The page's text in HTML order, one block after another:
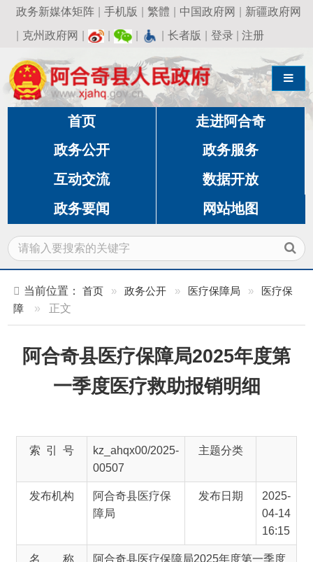
政务新媒体矩阵 | 手机版 繁體 | 中国政府网 | 新疆政府网
克州政府网 | | | 长者版 | 登录|注册
导航切换
首页 走进阿合奇
政务公开 政务服务
互动交流 数据开放
政务要闻 网站地图
障
» 正文
阿合奇县医疗保障局2025年度第
一季度医疗救助报销明细
kz_ahqx00/2025-
主题分类
发布机构
阿合奇县医疗保
障局
发布日期
2025-
04-14
名 称
阿合奇县医疗保障局2025年度第一季度
医疗救助报销明细